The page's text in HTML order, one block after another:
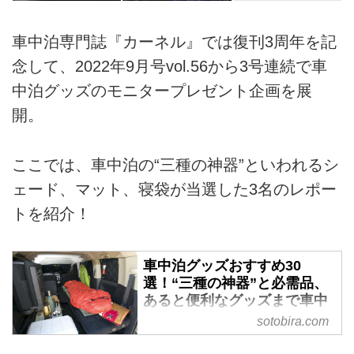
車中泊専門誌『カーネル』では復刊3周年を記
念して、2022年9月号vol.56から3号連続で車
中泊グッズのモニタープレゼント企画を展
開。
ここでは、車中泊の“三種の神器”といわれるシ
ェード、マット、寝袋が当選した3名のレポー
トを紹介！
車中泊グッズおすすめ30
選！“三種の神器”と必需品、
あると便利なグッズまで車中
泊専門誌推薦 - SOTOBIRA
sotobira.com